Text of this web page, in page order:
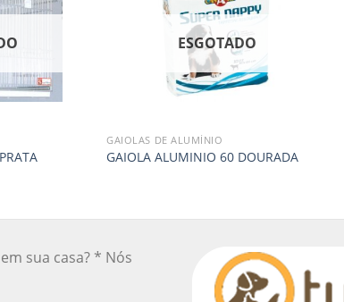
ESGOTADO
GAIOLAS DE ALUMÍNIO
GAIOLA ALUMINIO 60 DOURADA
sua casa? * Nós